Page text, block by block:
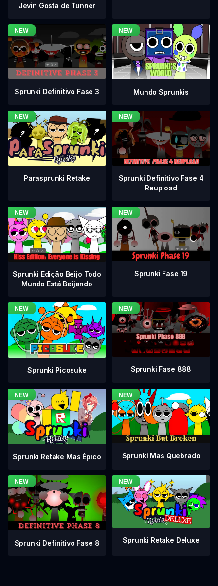
Jevin Gosta de Tunner
Sprunki Definitivo Fase 3 Mundo Sprunkis
Parasprunki Retake
Sprunki Definitivo Fase 4
Reupload
Sprunki Edição Beijo Todo
Mundo Está Beijando
Sprunki Fase 19
Sprunki Picosuke Sprunki Fase 888
Sprunki Retake Mas Épico Sprunki Mas Quebrado
Sprunki Definitivo Fase 8 Sprunki Retake Deluxe